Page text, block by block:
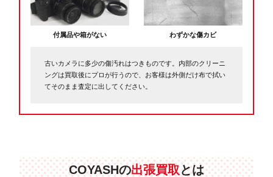
付属品や箱がない わずかな傷カビ
古いカメラに多少の傷汚れはつきものです。内部のクリーニ
ングは買取後にプロが行うので、お客様は外側だけ布で拭い
てそのまま査定に出してください。
COYASHの出張買取とは